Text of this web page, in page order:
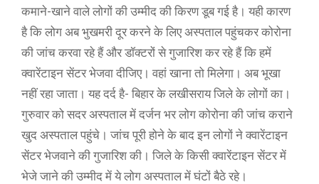
कमाने-खाने वाले लोगों की उम्मीद की किरण डूब गई है। यही कारण
है कि लोग अब भुखमरी दूर करने के लिए अस्पताल पहुंचकर कोरोना
की जांच करवा रहे हैं और डॉक्टरों से गुजारिश कर रहे हैं कि हमें
क्वारेंटाइन सेंटर भेजवा दीजिए। वहां खाना तो मिलेगा। अब भूखा
नहीं रहा जाता। यह दर्द है- बिहार के लखीसराय जिले के लोगों का।
गुरुवार को सदर अस्पताल में दर्जन भर लोग कोरोना की जांच कराने
खुद अस्पताल पहुंचे। जांच पूरी होने के बाद इन लोगों ने क्वारेंटाइन
सेंटर भेजवाने की गुजारिश की। जिले के किसी क्वारेंटाइन सेंटर में
भेजे जाने की उम्मीद में ये लोग अस्पताल में घंटों बैठे रहे।